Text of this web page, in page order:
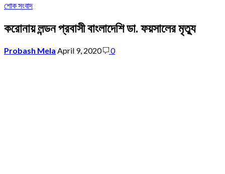
শোক সংবাদ
করোনায় লন্ডন প্রবাসী বাংলাদেশি ডা. ফয়সালের মৃত্যু
Probash Mela April 9, 2020 0